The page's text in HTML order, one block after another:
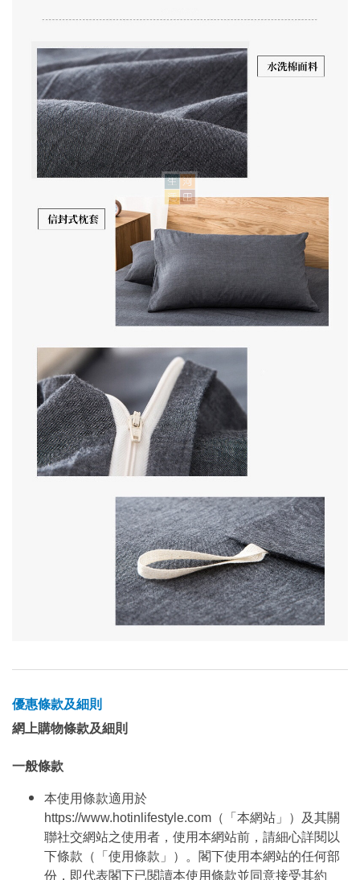
優惠條款及細則
網上購物條款及細則
一般條款
本使用條款適用於
https://www.hotinlifestyle.com（「本網站」）及其關
聯社交網站之使用者，使用本網站前，請細心詳閱以
下條款（「使用條款」）。閣下使用本網站的任何部
份，即代表閣下已閱讀本使用條款並同意接受其約